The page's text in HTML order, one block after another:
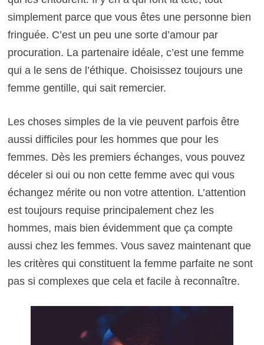
simplement parce que vous êtes une personne bien
fringuée. C’est un peu une sorte d’amour par
procuration. La partenaire idéale, c’est une femme
qui a le sens de l’éthique. Choisissez toujours une
femme gentille, qui sait remercier.
Les choses simples de la vie peuvent parfois être
aussi difficiles pour les hommes que pour les
femmes. Dès les premiers échanges, vous pouvez
déceler si oui ou non cette femme avec qui vous
échangez mérite ou non votre attention. L’attention
est toujours requise principalement chez les
hommes, mais bien évidemment que ça compte
aussi chez les femmes. Vous savez maintenant que
les critères qui constituent la femme parfaite ne sont
pas si complexes que cela et facile à reconnaître.